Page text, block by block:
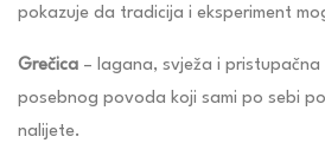
pokazuje da tradicija i eksperiment
Grečica – lagana, svježa i
posebnog povoda koji sami po sebi
nalijete.